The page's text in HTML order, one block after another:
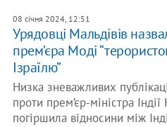
08 січня 2024, 12:51
Урядовці Мальдівів
прем’єра Моді
Ізраїлю”
Низка зневажливих
проти прем’єр-міністра
погіршила відносини між